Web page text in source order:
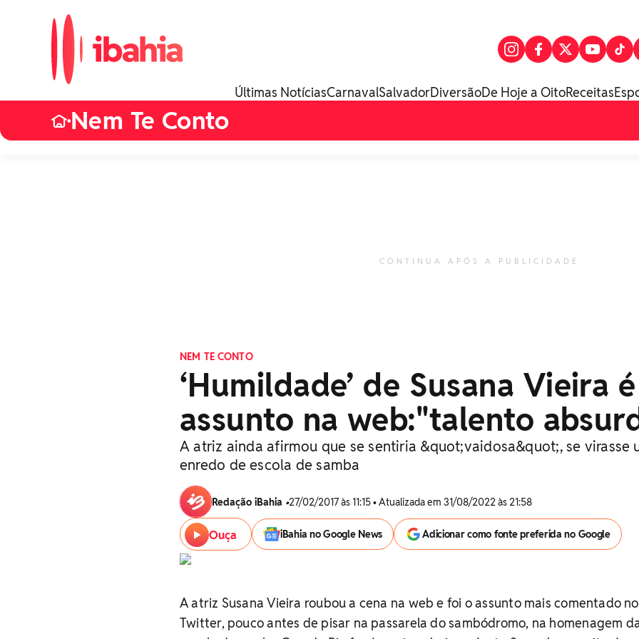
Últimas NotíciasCarnavalSalvadorDiversãoDe Hoje a OitoReceitas
•Nem Te Conto
CONTINUA APÓS A PUBLICIDADE
NEM TE CONTO
‘Humildade’ de Susana Vieira
assunto na web:"talento
A atriz ainda afirmou que se sentiria &quot;vaidosa&quot;, se virasse
enredo de escola de samba
Redação iBahia •27/02/2017 às 11:15 • Atualizada em 31/08/2022 às 21:58
Ouça iBahia no Google News Adicionar como fonte preferida no Google
A atriz Susana Vieira roubou a cena na web e foi o assunto mais comentado no
Twitter, pouco antes de pisar na passarela do sambódromo, na homenagem